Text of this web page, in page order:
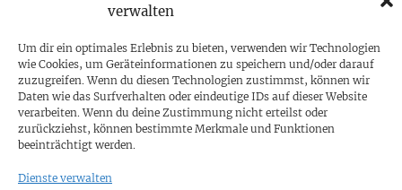
verwalten
Um dir ein optimales Erlebnis zu bieten, verwenden wir Technologien
wie Cookies, um Geräteinformationen zu speichern und/oder darauf
zuzugreifen. Wenn du diesen Technologien zustimmst, können wir
Daten wie das Surfverhalten oder eindeutige IDs auf dieser Website
verarbeiten. Wenn du deine Zustimmung nicht erteilst oder
zurückziehst, können bestimmte Merkmale und Funktionen
beeinträchtigt werden.
Dienste verwalten
PROKOMPAKT
Impressum
SPENDEN
Datenschutz